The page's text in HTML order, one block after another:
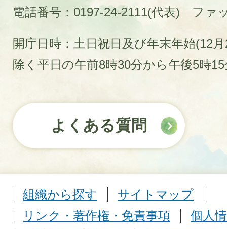
電話番号：0197-24-2111(代表)
ファ
開庁日時：土日祝日及び年末年始(12
除く平日の午前8時30分から午後5時
よくある質問
組織から探す
サイトマップ
リンク・著作権・免責事項
個人